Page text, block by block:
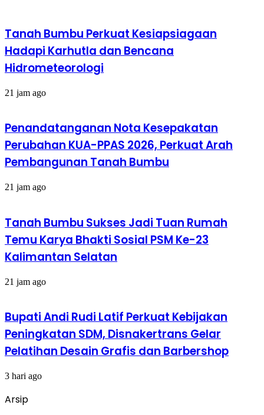
Tanah Bumbu Perkuat Kesiapsiagaan
Hadapi Karhutla dan Bencana
Hidrometeorologi
21 jam ago
Penandatanganan Nota Kesepakatan
Perubahan KUA-PPAS 2026, Perkuat Arah
Pembangunan Tanah Bumbu
21 jam ago
Tanah Bumbu Sukses Jadi Tuan Rumah
Temu Karya Bhakti Sosial PSM Ke-23
Kalimantan Selatan
21 jam ago
Bupati Andi Rudi Latif Perkuat Kebijakan
Peningkatan SDM, Disnakertrans Gelar
Pelatihan Desain Grafis dan Barbershop
3 hari ago
Arsip